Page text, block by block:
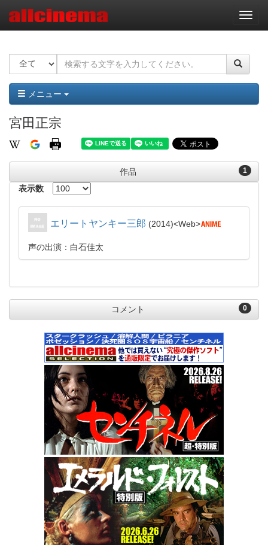
ナ
ビ
ー
ョ
ン
メニュー
宮田正宗
1
作品
表示数
エリートヤンキー三郎 2014 Web
声の出演：白石佳太
0
コメント